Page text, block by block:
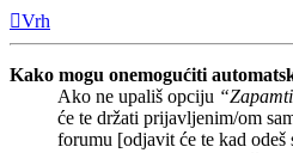
Vrh
Kako mogu onemogućiti
Ako ne upališ opciju
će te držati prijavljenim/om
forumu [odjavit će te kad odeš